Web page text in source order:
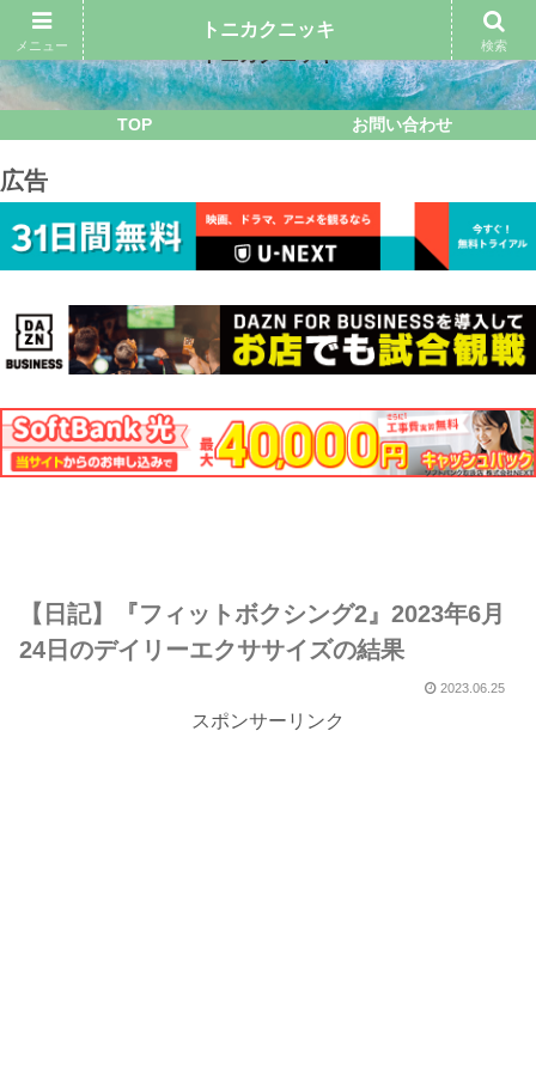
TOP お問い合わせ
広告
【日記】『フィットボクシング2』2023年6月
24日のデイリーエクササイズの結果
2023.06.25
スポンサーリンク
メニュー
トニカクニッキ
検索